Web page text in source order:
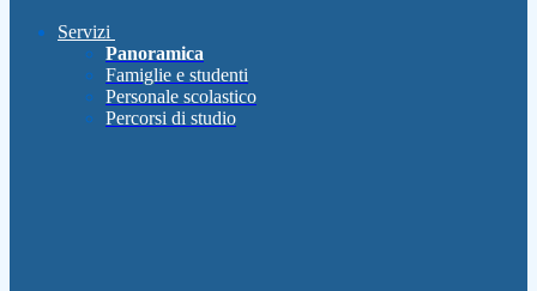
Servizi
Panoramica
Famiglie e studenti
Personale scolastico
Percorsi di studio